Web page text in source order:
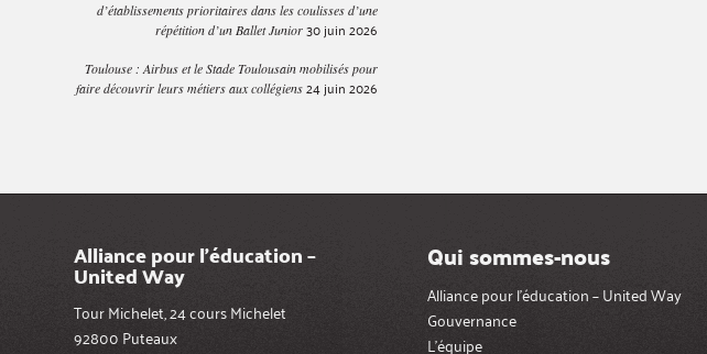
d’établissements prioritaires dans les coulisses d’une
répétition d’un Ballet Junior 30 juin 2026
Toulouse : Airbus et le Stade Toulousain mobilisés pour
faire découvrir leurs métiers aux collégiens 24 juin 2026
Alliance pour l’éducation –
United Way
Tour Michelet, 24 cours Michelet
92800 Puteaux
Qui sommes-nous
Alliance pour l’éducation – United Way
Gouvernance
L’équipe